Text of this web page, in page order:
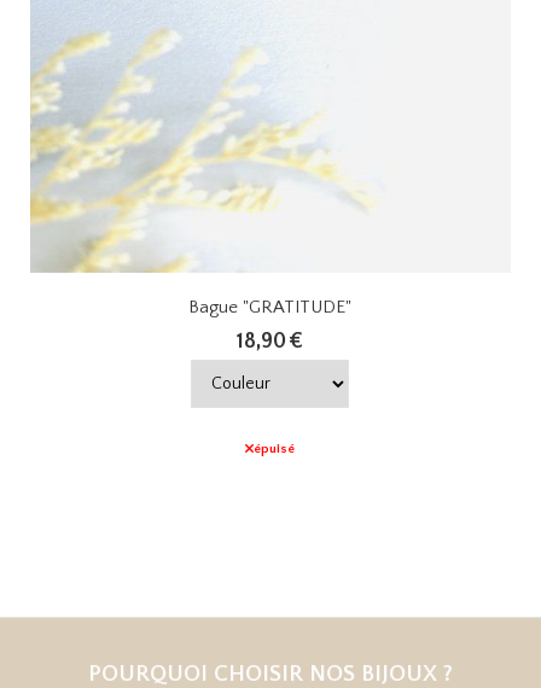
Bague "GRATITUDE"
18,90 €
épuisé
POURQUOI CHOISIR NOS BIJOUX ?